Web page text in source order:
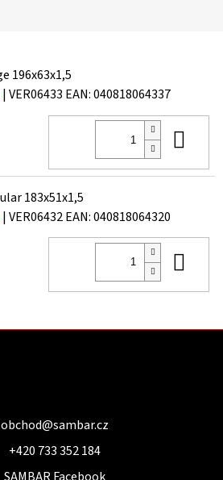
196x63x1,5
| VER06433 EAN:040818064337
183x51x1,5
| VER06432EAN:040818064320
obchod@sambar.cz
+420 733 352 184